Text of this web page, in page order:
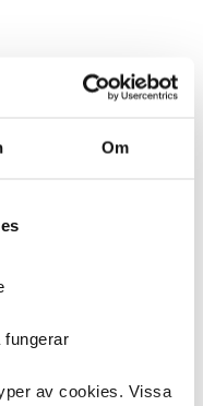
Om
fungerar
av cookies. Vissa
OCKSÅ